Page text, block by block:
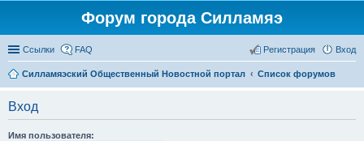
Форум города Силламяэ
Ссылки FAQ Вход
Регистрация
Силламяэский Общественный Новостной портал Список форумов
Вход
Имя пользователя: